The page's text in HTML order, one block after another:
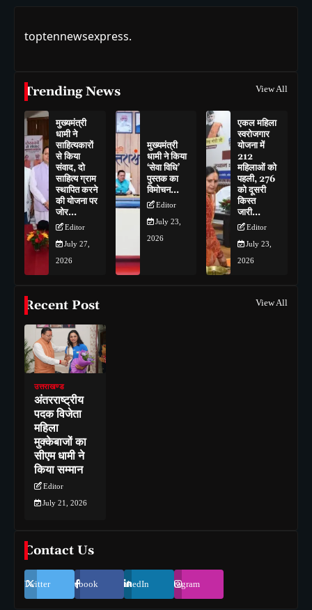
toptennewsexpress.
Trending News View All
मुख्यमंत्री
धामी ने
साहित्यकारों
से किया
संवाद, दो
साहित्य ग्राम
स्थापित करने
की योजना पर
जोर…
Editor
July 27,
2026
मुख्यमंत्री
धामी ने किया
‘सेवा विधि’
पुस्तक का
विमोचन…
Editor
July 23,
2026
एकल महिला
स्वरोजगार
योजना में
212
महिलाओं को
पहली, 276
को दूसरी
किस्त
जारी…
Editor
July 23,
2026
Recent Post View All
उत्तराखण्ड
अंतरराष्ट्रीय
पदक विजेता
महिला
मुक्केबाजों का
सीएम धामी ने
किया सम्मान
Editor
July 21, 2026
Contact Us
Twitter Facebook LinkedIn Instagram